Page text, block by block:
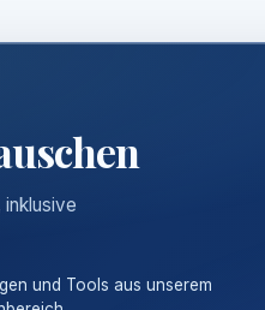
inklusive
und Tools aus unserem